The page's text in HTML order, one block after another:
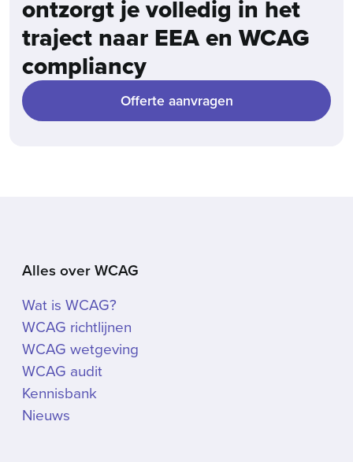
ontzorgt je volledig in het
traject naar EEA en WCAG
compliancy
Offerte aanvragen
Alles over WCAG
Wat is WCAG?
WCAG richtlijnen
WCAG wetgeving
WCAG audit
Kennisbank
Nieuws